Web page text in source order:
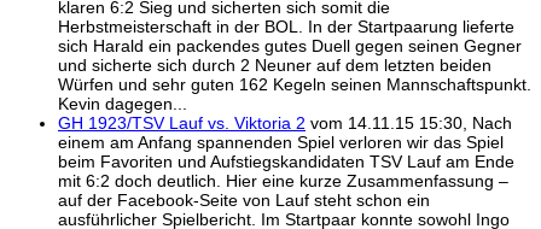
klaren 6:2 Sieg und sicherten sich somit die
Herbstmeisterschaft in der BOL. In der Startpaarung lieferte
sich Harald ein packendes gutes Duell gegen seinen Gegner
und sicherte sich durch 2 Neuner auf dem letzten beiden
Würfen und sehr guten 162 Kegeln seinen Mannschaftspunkt.
Kevin dagegen...
GH 1923/TSV Lauf vs. Viktoria 2 vom 14.11.15 15:30, Nach
einem am Anfang spannenden Spiel verloren wir das Spiel
beim Favoriten und Aufstiegskandidaten TSV Lauf am Ende
mit 6:2 doch deutlich. Hier eine kurze Zusammenfassung –
auf der Facebook-Seite von Lauf steht schon ein
ausführlicher Spielbericht. Im Startpaar konnte sowohl Ingo